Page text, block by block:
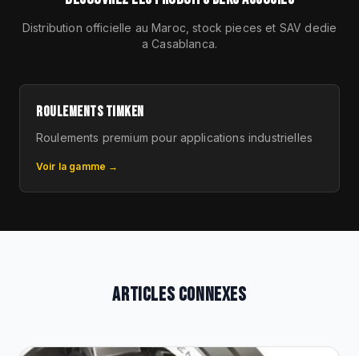
Distribution officielle au Maroc, stock pieces et SAV dedie
a Casablanca.
ROULEMENTS TIMKEN
Roulements premium pour applications industrielles
Voir la gamme →
ARTICLES CONNEXES